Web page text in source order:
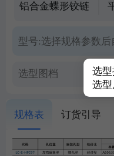
铝合金蝶形铰链
型号:选择规格参数
选
选
选型图档
规格表 订货引导